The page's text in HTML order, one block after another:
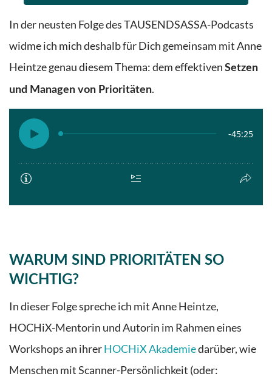
In der neusten Folge des TAUSENDSASSA-Podcasts
widme ich mich deshalb für Dich gemeinsam mit Anne
Heintze genau diesem Thema: dem effektiven Setzen
und Managen von Prioritäten.
WARUM SIND PRIORITÄTEN SO
WICHTIG?
In dieser Folge spreche ich mit Anne Heintze,
HOCHiX-Mentorin und Autorin im Rahmen eines
Workshops an ihrerHOCHiX Akademiedarüber, wie
Menschen mit Scanner-Persönlichkeit (oder: